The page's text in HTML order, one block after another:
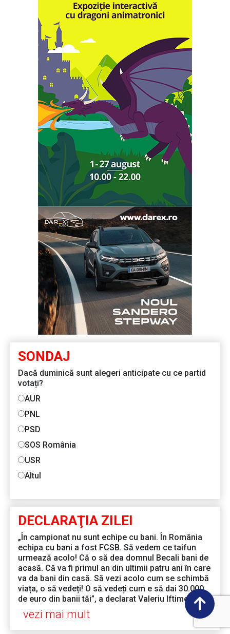
SONDAJ
Dacă duminică sunt alegeri anticipate cu ce partid
votați?
AUR
PNL
PSD
SOS România
USR
Altul
DECLARAŢIA ZILEI
„În campionat nu sunt echipe cu bani. În România
echipa cu bani a fost FCSB. Să vedem ce taifun
urmează acolo! Că o să dea domnul Becali bani de
acasă. Că va fi primul an din ultimii patru ani în care
va da bani din casă. Să vezi acolo cum se schimbă
viața, o să vedeți! O să vedeți cum e să dai 30.000
de euro din banii tăi”, a declarat Valeriu Iftime
vezi mai mult